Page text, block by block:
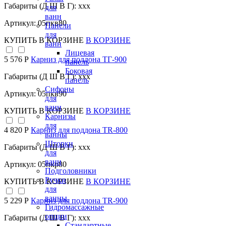
для
ванн
Панели
для
ванн
Лицевая
панель
Боковая
панель
Сифоны
для
ванн
Карнизы
для
ванны
Шторки
для
ванн
Подголовники
Ручки
для
ванны
Гидромассажные
опции
Габариты (Д Ш В Г): xxx
Артикул: 05пкв80
КУПИТЬ В КОРЗИНЕ В КОРЗИНЕ
5 576 Р Карниз для поддона TГ-900
Габариты (Д Ш В Г): xxx
Артикул: 05пкв90
КУПИТЬ В КОРЗИНЕ В КОРЗИНЕ
4 820 Р Карниз для поддона TR-800
Габариты (Д Ш В Г): xxx
Артикул: 05пкр80
КУПИТЬ В КОРЗИНЕ В КОРЗИНЕ
5 229 Р Карниз для поддона TR-900
Габариты (Д Ш В Г): xxx